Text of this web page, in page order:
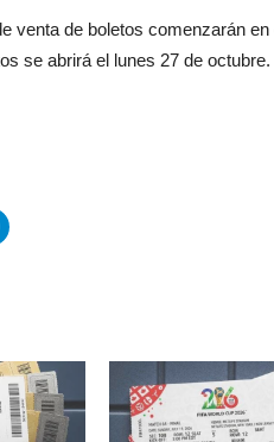
venta de boletos comenzarán
se abrirá el lunes 27 de octubre.
Haz
clic
una
ventana
nueva)